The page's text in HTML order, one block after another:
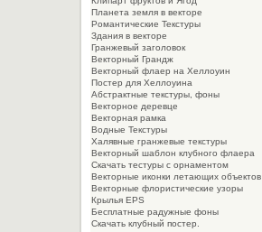
Планета земля в векторе
Романтические Текстуры
Здания в векторе
Гранжевый заголовок
Векторный Грандж
Векторный флаер на Хеллоуин
Постер для Хеллоуина
Абстрактные текстуры, фоны
Векторное деревце
Векторная рамка
Водные Текстуры
Халявные гранжевые текстуры
Векторный шаблон клубного флаера
Скачать тестуры с орнаментом
Векторные иконки летающих объектов
Векторные флористические узоры
Крылья EPS
Бесплатные радужные фоны
Скачать клубный постер.